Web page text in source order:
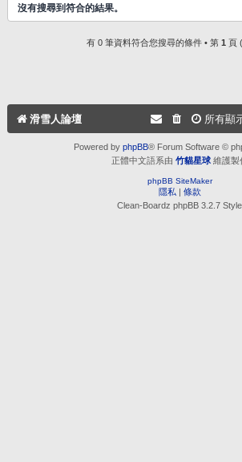
沒有搜尋到符合的結果。
有 0 筆資料符合您搜尋的條件 • 第 1 頁
滑雪人論壇 所有顯
Powered by phpBB® Forum Software ©
正體中文語系由 竹貓星球維護製
phpBB SiteMaker
隱私 | 條款
Clean-Boardz phpBB 3.2.7 Style